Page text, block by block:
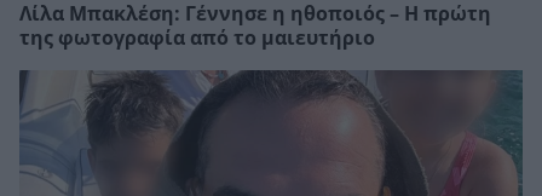
Λίλα Μπακλέση: Γέννησε η ηθοποιός – Η πρώτη
της φωτογραφία από το μαιευτήριο